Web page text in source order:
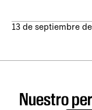
13 de septiembre
Nuestro